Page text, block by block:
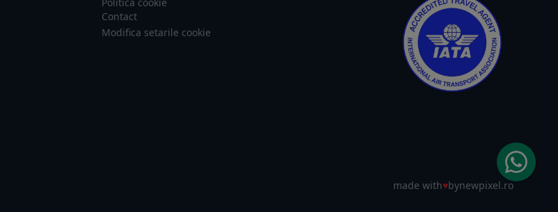
Contact
Modifica setarile cookie
made with♥bynewpixel.ro